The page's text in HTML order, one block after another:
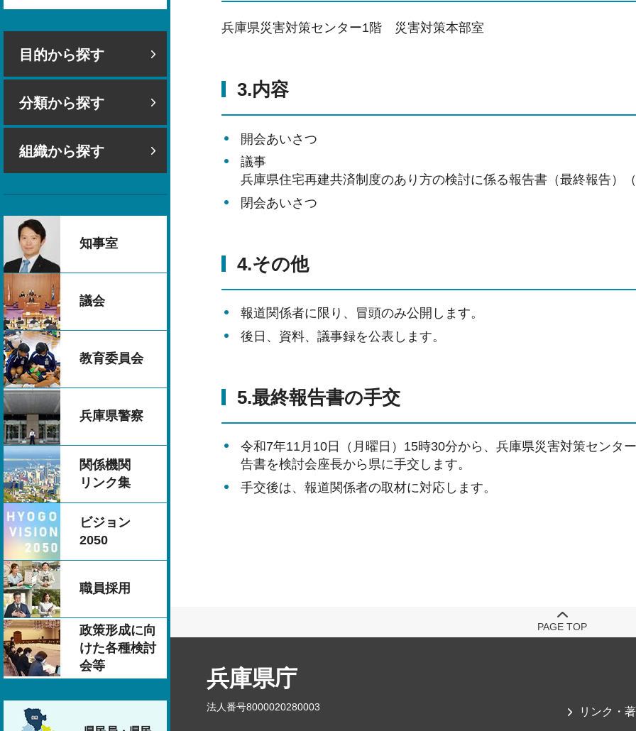
目的から探す
分類から探す
組織から探す
知事室
議会
教育委員会
兵庫県警察
関係機関
リンク集
ビジョン
2050
職員採用
政策形成に向
けた各種検討
会等
兵庫県災害対策センター1階 災害対策本部室
3.内容
開会あいさつ
議事
兵庫県住宅再建共済制度のあり方の検討に係る報告書（最終報告）
閉会あいさつ
4.その他
報道関係者に限り、冒頭のみ公開します。
後日、資料、議事録を公表します。
5.最終報告書の手交
令和7年11月10日（月曜日）15時30分から、兵庫県災害対策センタ
告書を検討会座長から県に手交します。
手交後は、報道関係者の取材に対応します。
PAGE TOP
兵庫県庁
法人番号8000020280003 リンク・